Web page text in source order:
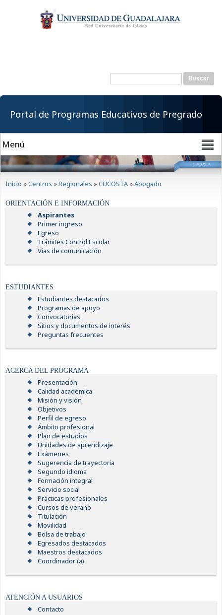
contenido
principal
Formulario de
Buscar
Portal de Programas Educativos de Pregrado
Inicio »Centros »Regionales »CUCOSTA »Abogado
ORIENTACIÓN E INFORMACIÓN
Aspirantes
Primer ingreso
Egreso
Trámites Control Escolar
Vías de comunicación
ESTUDIANTES
Estudiantes destacados
Programas de apoyo
Convocatorias
Sitios y documentos de interés
Preguntas frecuentes
ACERCA DEL PROGRAMA
Presentación
Calidad académica
Misión y visión
Objetivos
Perfil de egreso
Ámbito profesional
Plan de estudios
Unidades de aprendizaje
Exámenes
Sugerencia de trayectoria
Segundo idioma
Formación integral
Servicio social
Prácticas profesionales
Cursos de verano
Titulación
Movilidad
Bolsa de trabajo
Egresados destacados
Maestros destacados
Coordinador (a)
ATENCIÓN A USUARIOS
Contacto